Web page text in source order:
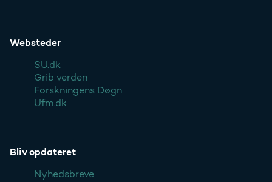
Websteder
SU.dk
Grib verden
Forskningens Døgn
Ufm.dk
Bliv opdateret
Nyhedsbreve